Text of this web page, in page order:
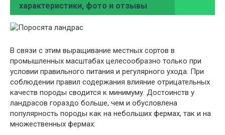
характеристики, фото и отзывы
В связи с этим выращивание местных сортов в
промышленных масштабах целесообразно только при
условии правильного питания и регулярного ухода. При
соблюдении правил содержания влияние отрицательных
качеств породы сводится к минимуму. Достоинств у
ландрасов гораздо больше, чем и обусловлена ​​
популярность породы как на небольших фермах, так и на
множественных фермах: